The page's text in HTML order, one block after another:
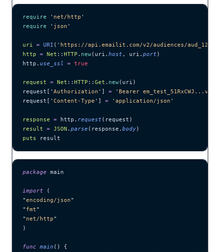
require ' net/http '
require ' json '
uri = URI ( ' https://api.emailit.com/v2/audiences/
http = Net :: HTTP . new(uri. host , uri. port )
http. use_ssl = true
request = Net :: HTTP :: Get . new(uri)
request[ ' Authorization ' ] = ' Bearer
request[ ' Content-Type ' ] = ' application/json '
response = http. request (request)
result = JSON . parse (response. body)
puts result
package main
import (
"encoding/json"
" fmt"
" net/http"
)
func main () {